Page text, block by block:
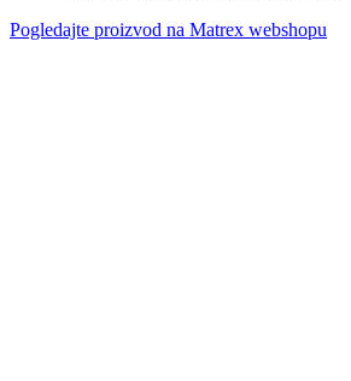
Pogledajte proizvod na Matrex webshopu